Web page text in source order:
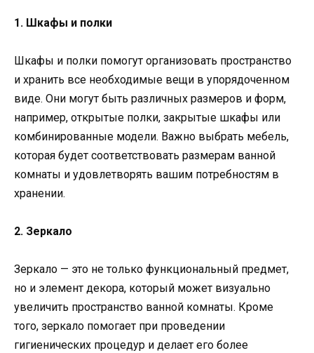
1. Шкафы и полки
Шкафы и полки помогут организовать пространство
и хранить все необходимые вещи в упорядоченном
виде. Они могут быть различных размеров и форм,
например, открытые полки, закрытые шкафы или
комбинированные модели. Важно выбрать мебель,
которая будет соответствовать размерам ванной
комнаты и удовлетворять вашим потребностям в
хранении.
2. Зеркало
Зеркало — это не только функциональный предмет,
но и элемент декора, который может визуально
увеличить пространство ванной комнаты. Кроме
того, зеркало помогает при проведении
гигиенических процедур и делает его более